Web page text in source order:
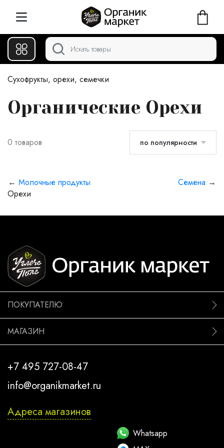
Сухофрукты, орехи, семечки
Органические Орехи
0 товаров по популярности
← Молочные продукты Семена →
Орехи
ПОКУПАТЕЛЮ
МАГАЗИН
+7 495 727-08-47
info@organikmarket.ru
Адреса магазинов
Whatsapp